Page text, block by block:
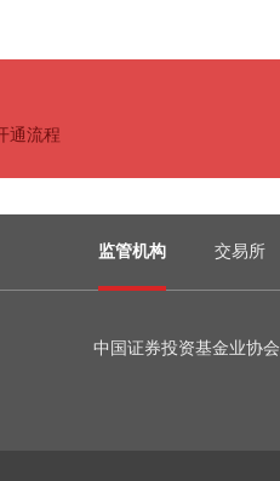
通流程
监管机构 交易所
中国证券投资基金业协会